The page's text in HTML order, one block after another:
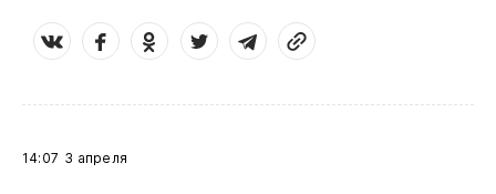
14:07 3 апреля